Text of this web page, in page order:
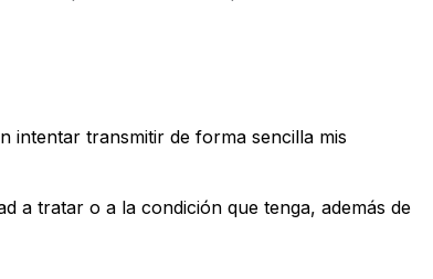
intentar transmitir de forma sencilla mis
a tratar o a la condición que tenga, además de